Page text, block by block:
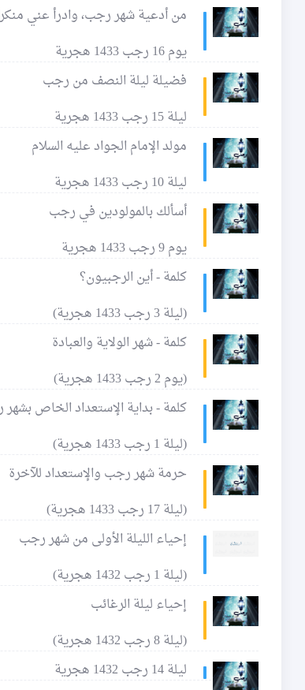
من أدعية شهر رجب، وادرأ عني
يوم 16 رجب 1433 هجرية
فضيلة ليلة النصف من رجب
ليلة 15 رجب 1433 هجرية
مولد الإمام الجواد عليه السلام
ليلة 10 رجب 1433 هجرية
أسألك بالمولودين في رجب
يوم 9 رجب 1433 هجرية
كلمة - أين الرجبيون؟
(ليلة 3 رجب 1433 هجرية)
كلمة - شهر الولاية والعبادة
(يوم 2 رجب 1433 هجرية)
كلمة - بداية الإستعداد الخاص
(ليلة 1 رجب 1433 هجرية)
حرمة شهر رجب والإستعداد للآخرة
(ليلة 17 رجب 1433 هجرية)
إحياء الليلة الأولى من شهر رجب
(ليلة 1 رجب 1432 هجرية)
إحياء ليلة الرغائب
(ليلة 8 رجب 1432 هجرية)
ليلة 14 رجب 1432 هجرية